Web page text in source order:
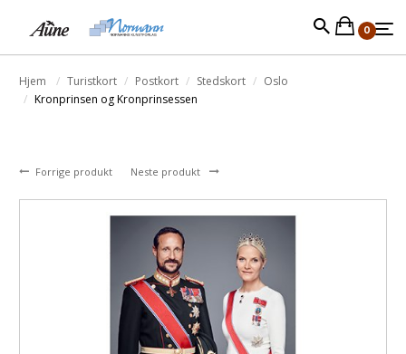
0
Hjem Turistkort Postkort Stedskort
Oslo
Kronprinsen og Kronprinsessen
Forrige produkt Neste produkt